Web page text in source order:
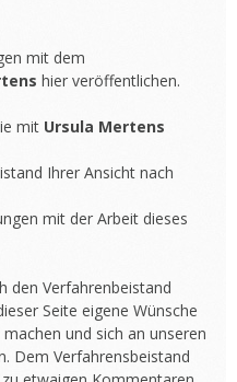
mit dem
hier veröffentlichen.
mit Ursula Mertens
Ihrer Ansicht nach
mit der Arbeit dieses
den Verfahrenbeistand
Seite eigene Wünsche
und sich an unseren
Dem Verfahrensbeistand